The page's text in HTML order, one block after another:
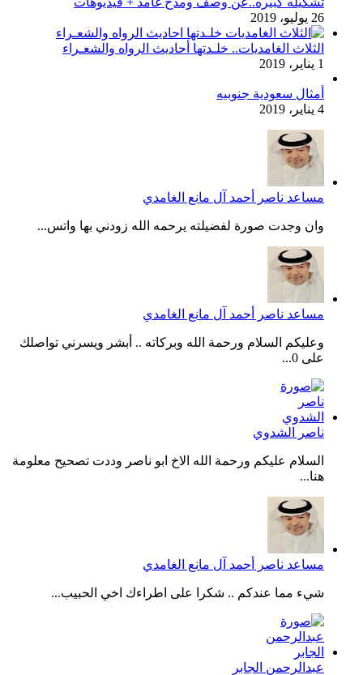
26 يوليو، 2019
الثلاث الغامديات.. خلـدتها أحاديث الرواه والشعـراء
1 يناير، 2019
أمثال سعودية جنوبيه
4 يناير، 2019
مساعد ناصر أحمد آل مانع الغامدي
وان وجدت صورة لفضيلته يرحمه الله زودني بها واتس...
مساعد ناصر أحمد آل مانع الغامدي
وعليكم السلام ورحمة الله وبركاته .. أبشر ويسرني تواصلك
على 0...
ناصر الشدوي
السلام عليكم ورحمة الله الاخ ابو ناصر وددت تصحيح معلومة
هنا...
مساعد ناصر أحمد آل مانع الغامدي
شيء مما عندكم .. شكرا على اطراءك اخي الحبيب...
عبدالرحمن الجابر